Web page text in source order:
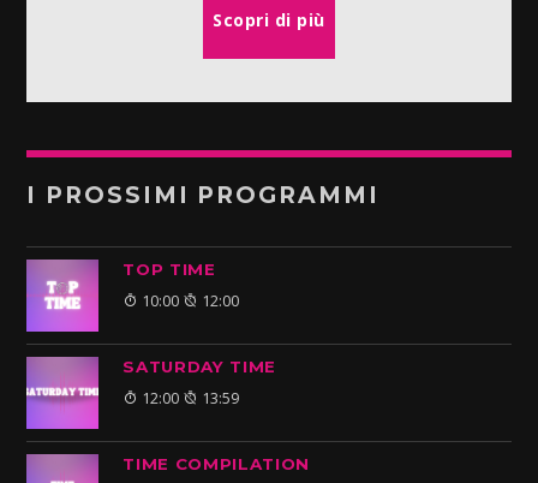
Scopri di più
I PROSSIMI PROGRAMMI
TOP TIME
10:00 12:00
SATURDAY TIME
12:00 13:59
TIME COMPILATION